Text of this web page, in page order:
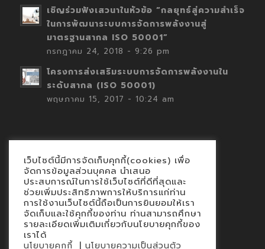
เชิญร่วมฟังเสวนาในหัวข้อ “กลยุทธ์สู่ความสำเร็จ
ในการพัฒนาระบบการจัดการพลังงานสู่
มาตรฐานสากล ISO 50001”
กรกฎาคม 24, 2018 - 9:26 pm
โครงการส่งเสริมระบบการจัดการพลังงานใน
ระดับสากล (ISO 50001)
พฤษภาคม 15, 2017 - 10:24 am
Contact
นโยบายคุกกี้
นโยบายข้อมูลส่วนบุคคล
เว็บไซต์นี้มีการจัดเก็บคุกกี้(cookies) เพื่อ
จัดการข้อมูลส่วนบุคคล นำเสนอ
ประสบการณ์ในการใช้เว็บไซต์ที่ดีที่สุดและ
ช่วยเพิ่มประสิทธิภาพการให้บริการแก่ท่าน
การใช้งานเว็บไซต์นี้ถือเป็นการยินยอมให้เรา
จัดเก็บและใช้คุกกี้ของท่าน ท่านสามารถศึกษา
รายละเอียดเพิ่มเติมเกี่ยวกับนโยบายคุกกี้ของ
เราได้
นโยบายคุกกี้ | นโยบายความเป็นส่วนตัว